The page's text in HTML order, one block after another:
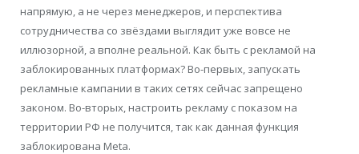
напрямую, а не через менеджеров, и перспектива
сотрудничества со звёздами выглядит уже вовсе не
иллюзорной, а вполне реальной. Как быть с рекламой на
заблокированных платформах? Во-первых, запускать
рекламные кампании в таких сетях сейчас запрещено
законом. Во-вторых, настроить рекламу с показом на
территории РФ не получится, так как данная функция
заблокирована Meta.